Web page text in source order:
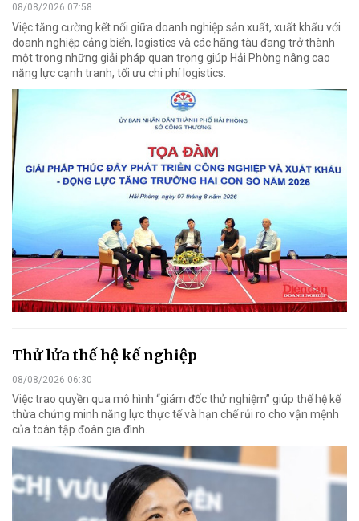
08/08/2026 07:58
Việc tăng cường kết nối giữa doanh nghiệp sản xuất, xuất khẩu với
doanh nghiệp cảng biển, logistics và các hãng tàu đang trở thành
một trong những giải pháp quan trọng giúp Hải Phòng nâng cao
năng lực cạnh tranh, tối ưu chi phí logistics.
Thử lửa thế hệ kế nghiệp
08/08/2026 06:30
Việc trao quyền qua mô hình “giám đốc thử nghiệm” giúp thế hệ kế
thừa chứng minh năng lực thực tế và hạn chế rủi ro cho vận mệnh
của toàn tập đoàn gia đình.